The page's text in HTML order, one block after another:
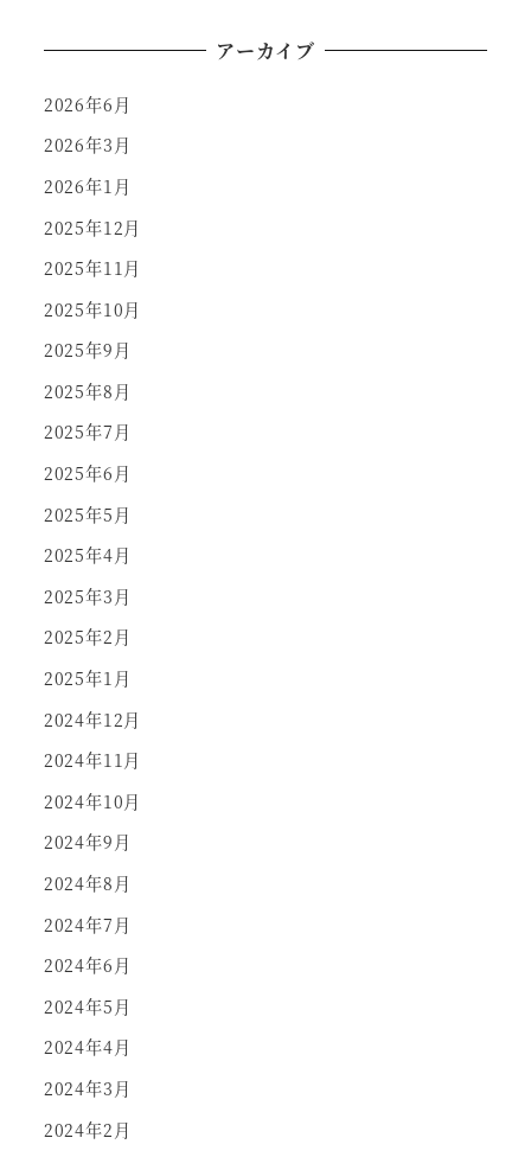
アーカイブ
2026年6月
2026年3月
2026年1月
2025年12月
2025年11月
2025年10月
2025年9月
2025年8月
2025年7月
2025年6月
2025年5月
2025年4月
2025年3月
2025年2月
2025年1月
2024年12月
2024年11月
2024年10月
2024年9月
2024年8月
2024年7月
2024年6月
2024年5月
2024年4月
2024年3月
2024年2月